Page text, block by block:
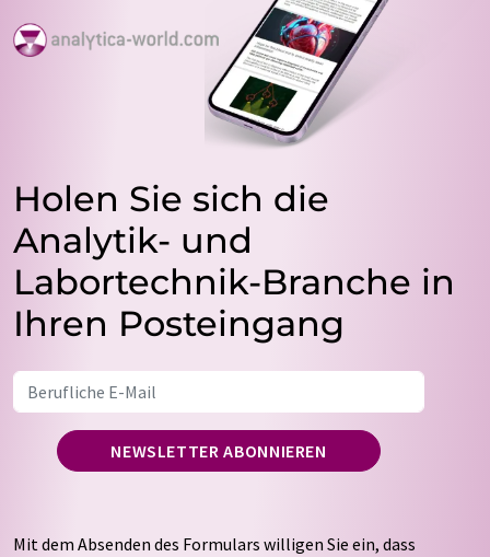
Holen Sie sich die
Analytik- und
Labortechnik-Branche in
Ihren Posteingang
NEWSLETTER ABONNIEREN
Mit dem Absenden des Formulars willigen Sie ein, dass